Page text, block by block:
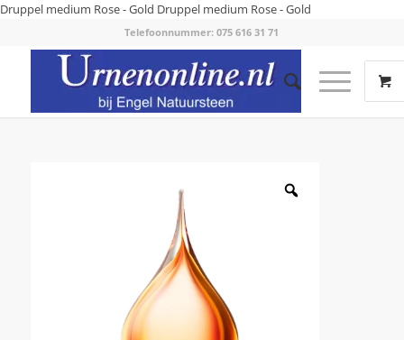
Druppel medium Rose - Gold Druppel medium Rose - Gold
Telefoonnummer: 075 616 31 71